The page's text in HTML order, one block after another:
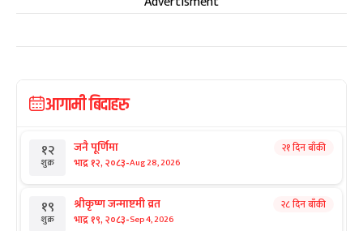
आगामी बिदाहरु
१२
शुक्र
जनै पूर्णिमा
भाद्र १२, २०८३-Aug 28, 2026
२१ दिन बाँकी
१९
शुक्र
श्रीकृष्ण जन्माष्टमी व्रत
भाद्र १९, २०८३-Sep 4, 2026
२८ दिन बाँकी